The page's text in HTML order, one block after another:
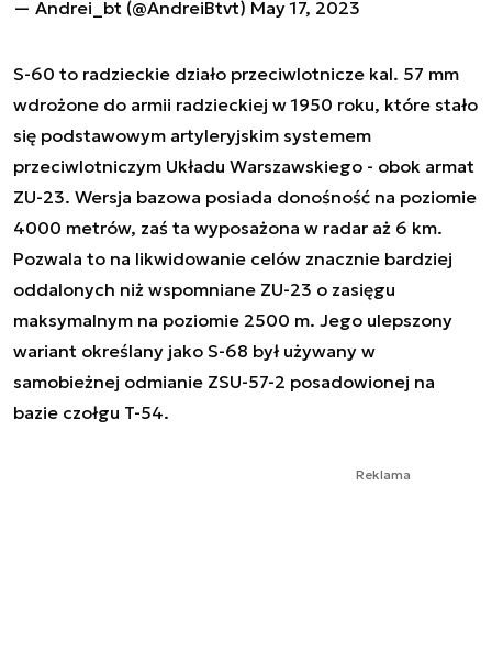
— Andrei_bt (@AndreiBtvt) May 17, 2023
S-60 to radzieckie działo przeciwlotnicze kal. 57 mm
wdrożone do armii radzieckiej w 1950 roku, które stało
się podstawowym artyleryjskim systemem
przeciwlotniczym Układu Warszawskiego - obok armat
ZU-23. Wersja bazowa posiada donośność na poziomie
4000 metrów, zaś ta wyposażona w radar aż 6 km.
Pozwala to na likwidowanie celów znacznie bardziej
oddalonych niż wspomniane ZU-23 o zasięgu
maksymalnym na poziomie 2500 m. Jego ulepszony
wariant określany jako S-68 był używany w
samobieżnej odmianie ZSU-57-2 posadowionej na
bazie czołgu T-54.
Reklama